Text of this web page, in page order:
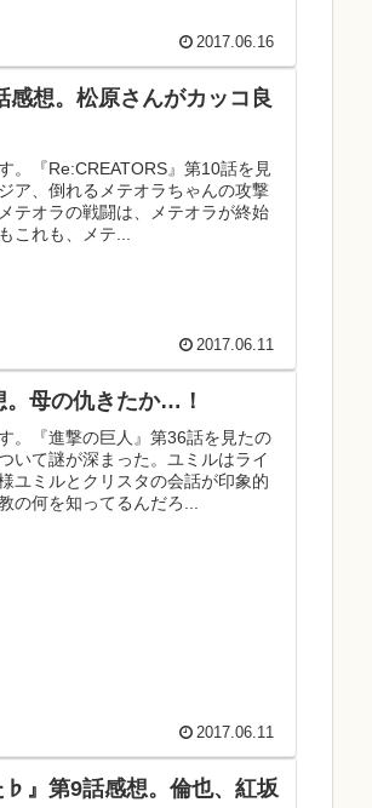
2017.06.16
感想。松原さんがカッコ良
。『Re:CREATORS』第10話を見
ア、倒れるメテオラちゃんの攻撃
テオラの戦闘は、メテオラが終始
これも、メテ...
2017.06.11
。母の仇きたか…！
。『進撃の巨人』第36話を見たの
いて謎が深まった。ユミルはライ
ユミルとクリスタの会話が印象的
の何を知ってるんだろ...
2017.06.11
♭』第9話感想。倫也、紅坂